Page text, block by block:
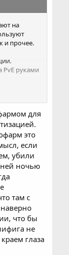
на
и прочее.
PvE руками
для
это
если
убили
ночью
там с
что бы
не
глаза